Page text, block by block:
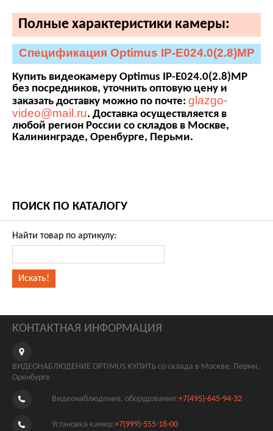
Полные характеристики камеры:
Спецификация Optimus IP-E024.0(2.8)MP
Купить видеокамеру Optimus IP-E024.0(2.8)MP
без посредников, уточнить оптовую цену и
заказать доставку можно по почте: glazgo-
video@mail.ru. Доставка осуществляется в
любой регион России со складов в Москве,
Калининграде, Оренбурге, Перьми.
ПОИСК ПО КАТАЛОГУ
Найти товар по артикулу:
КОНТАКТНАЯ ИНФОРМАЦИЯ
ВИДЕОНАБЛЮДЕНИЕ OPTIMUS КУПИТЬ со склада в Москве, Перми,
Оренбурге
Видеонаблюдение, оборудование:+7(495)-645-94-32
Установка камер:+7(999)-555-18-00